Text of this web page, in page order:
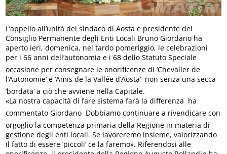
L’appello all’unità del sindaco di Aosta e presidente del
Consiglio Permanente degli Enti Locali Bruno Giordano ha
aperto ieri, domenica, nel tardo pomeriggio, le celebrazioni
per i 66 anni dell’autonomia e i 68 dello Statuto Speciale 
occasione per consegnare le onorificenze di ‘Chevalier de
l’Autonomie’ e ‘Amis de la Vallée d’Aosta’  non senza una secca
‘bordata’ a ciò che avviene nella Capitale.
«La nostra capacità di fare sistema farà la differenza  ha
commentato Giordano  Dobbiamo continuare a rivendicare con
orgoglio la competenza primaria della Regione in materia di
gestione degli enti locali. Se lavoreremo insieme, valorizzando
il fatto di essere ‘piccoli’ ce la faremo». Riferendosi alle